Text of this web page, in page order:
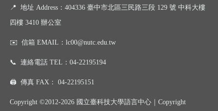
📍 地址 Address：404336 臺中市北區三民路三段 129 號 中科大樓
四樓 3410 辦公室
✉️ 信箱 EMAIL： lc00@nutc.edu.tw
📞 連絡電話 TEL： 04-22195194
🖨️ 傳真 FAX： 04-22195151
Copyright ©2012-2026 國立臺科技大學語言中心｜ Copyright